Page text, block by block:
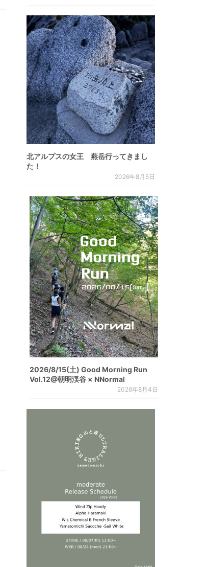
北アルプスの女王 燕岳行ってきまし
た！
2026年8月5日
2026/8/15(土) Good Morning Run
Vol.12@朝明渓谷 × NNormal
2026年8月4日